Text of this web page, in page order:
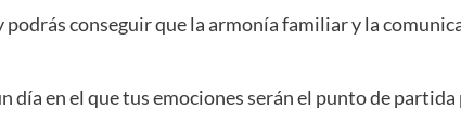
podrás conseguir que la armonía familiar y la
día en el que tus emociones serán el punto de